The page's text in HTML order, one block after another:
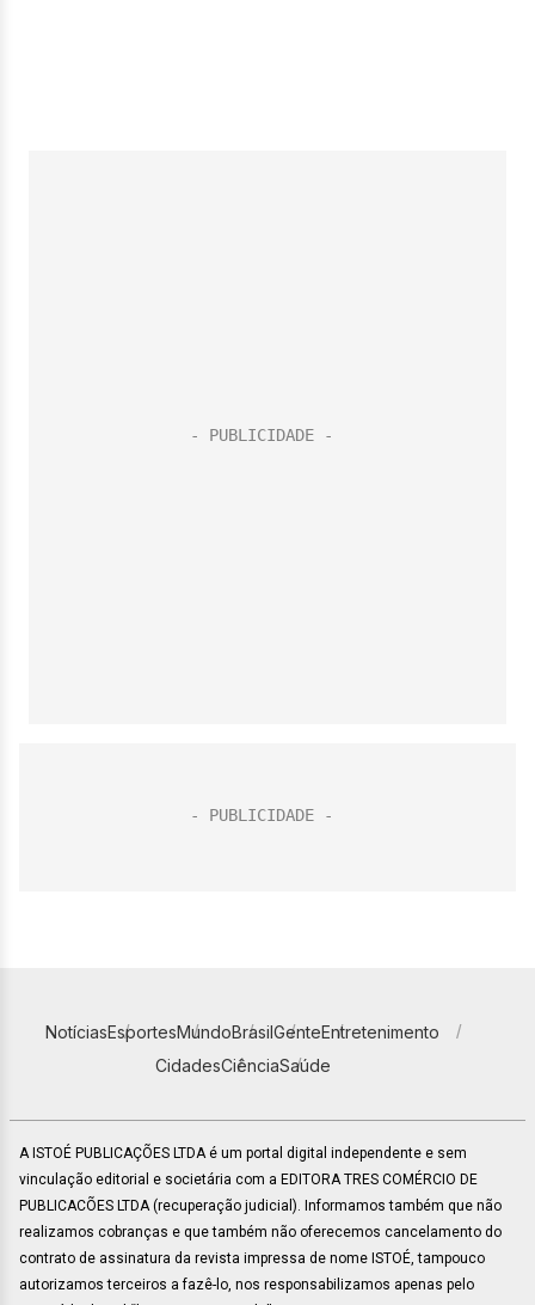
NotíciasEsportesMundoBrasilGenteEntretenimento
CidadesCiênciaSaúde
A ISTOÉ PUBLICAÇÕES LTDA é um portal digital independente e sem
vinculação editorial e societária com a EDITORA TRES COMÉRCIO DE
PUBLICACÕES LTDA (recuperação judicial). Informamos também que não
realizamos cobranças e que também não oferecemos cancelamento do
contrato de assinatura da revista impressa de nome ISTOÉ, tampouco
autorizamos terceiros a fazê-lo, nos responsabilizamos apenas pelo